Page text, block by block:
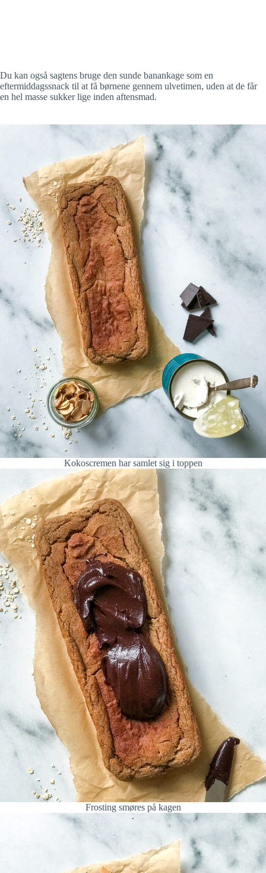
Du kan også sagtens bruge den sunde banankage som en
eftermiddagssnack til at få børnene gennem ulvetimen, uden at de får
en hel masse sukker lige inden aftensmad.
Kokoscremen har samlet sig i toppen
Frosting smøres på kagen